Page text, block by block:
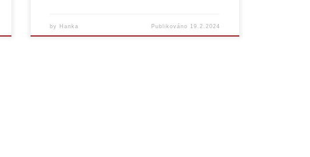
by Hanka Publikováno 19.2.2024